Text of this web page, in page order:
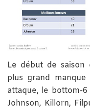
Le début de
plus grand
attaque, le bottom-
Johnson, Killorn,